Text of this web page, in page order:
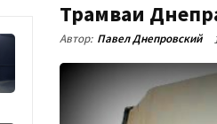
Трамваи
Автор: Павел Днепровский